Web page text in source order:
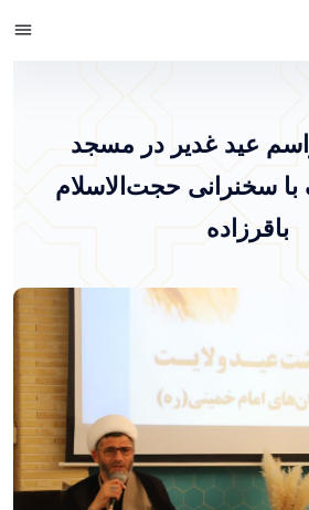
باقرزاده - پرتال خبری
دانشگاه اراک
عید غدیر در مسجد
با سخنرانی حجت‌الاسلام
باقرزاده